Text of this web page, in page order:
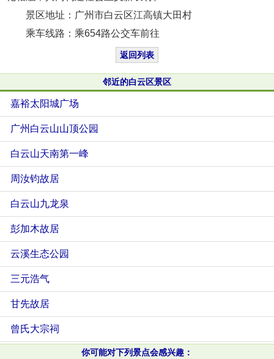
景区地址：广州市白云区江高镇大田村
乘车线路：乘654路公交车前往
返回列表
邻近的白云区景区
嘉裕太阳城广场
广州白云山山顶公园
白云山天南第一峰
周汝钧故居
白云山九龙泉
彭加木故居
云溪生态公园
三元浩气
甘先故居
曾氏大宗祠
你可能对下列景点会感兴趣：